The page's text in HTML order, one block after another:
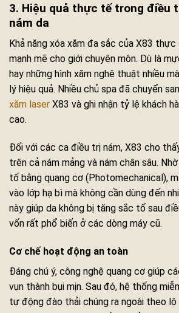
3. Hiệu quả thực tế trong điều
nám da
Khả năng xóa xăm đa sắc của X83
mạnh mẽ cho giới chuyên môn. Dù là
hay những hình xăm nghệ thuật nhiều
lý hiệu quả. Nhiều chủ spa đã chuyển
xăm laser X83 và ghi nhận tỷ lệ khách
cao.
Đối với các ca điều trị nám, X83 cho
trên cả nám mảng và nám chân sâu.
tố bằng quang cơ (Photomechanical),
vào lớp hạ bì mà không cần dùng đến
này giúp da không bị tăng sắc tố sau
vốn rất phổ biến ở các dòng máy cũ.
Cơ chế hoạt động an toàn
Đáng chú ý, công nghệ quang cơ giúp
vụn thành bụi mịn. Sau đó, hệ thống
tự động đào thải chúng ra ngoài theo